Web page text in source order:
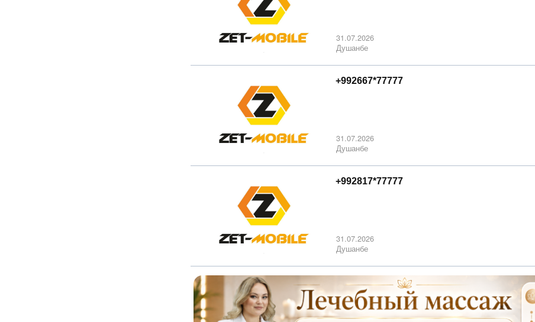
31.07.2026
Душанбе
+992667*77777
31.07.2026
Душанбе
+992817*77777
31.07.2026
Душанбе